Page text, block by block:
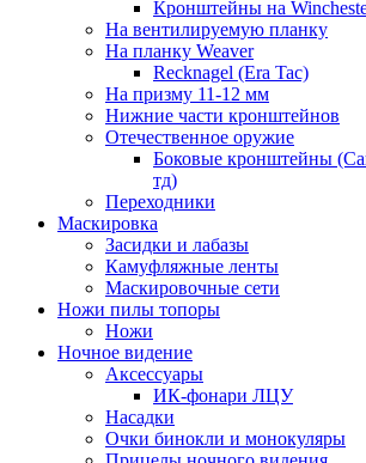
Кронштейны на
На вентилируемую планку
На планку Weaver
Recknagel (Era Tac)
На призму 11-12 мм
Нижние части кронштейнов
Отечественное оружие
Боковые кронштейны
тд)
Переходники
Маскировка
Засидки и лабазы
Камуфляжные ленты
Маскировочные сети
Ножи пилы топоры
Ножи
Ночное видение
Аксессуары
ИК-фонари ЛЦУ
Насадки
Очки бинокли и монокуляры